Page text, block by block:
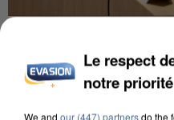
INCENDIES : L’ÎLE-DE-
DE SOLIDARITÉ AVEC
Le respect
notre priorité
We and our (447) partnersdo the